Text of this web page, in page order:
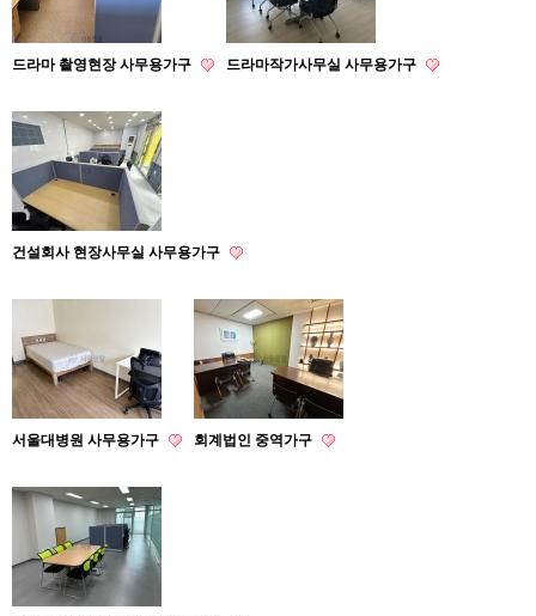
드라마 촬영현장 사무용가구 드라마작가사무실 사무용가구
건설회사 현장사무실 사무용가구
서울대병원 사무용가구 회계법인 중역가구